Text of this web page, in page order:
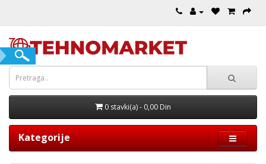
0 stavki(a) - 0,00 Din
Kategorije